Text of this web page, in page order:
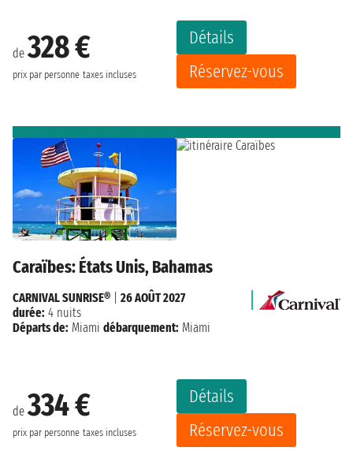
de328 €
prix par personne taxes incluses
Détails
Réservez-vous
Caraïbes: États Unis, Bahamas
de334 €
prix par personne taxes incluses
Détails
Réservez-vous
CARNIVAL SUNRISE®
26 AOÛT 2027
durée: 4 nuits
Départs de: Miami débarquement: Miami